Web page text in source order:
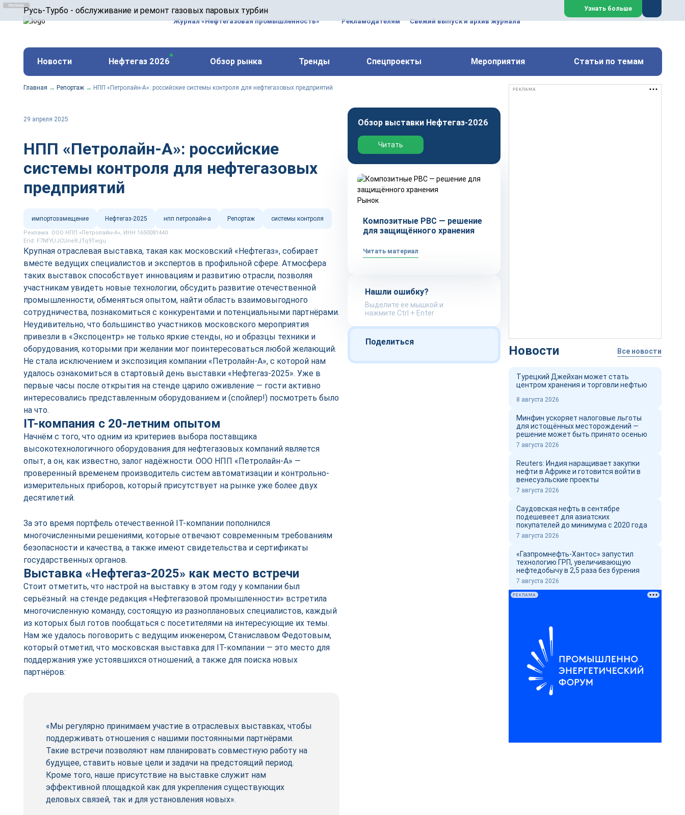
Русь-Турбо - обслуживание и ремонт газовых паровых турбин
ООО «Русь-Турбо» занимается сервисом газовых и паровых турбин, комплексным ремонтом, восстановлением, техническим обслуживанием
оборудования ТЭС, зарубежных поршневых машин и компрессоров, которые работают на нефтегазовых, нефтехимических, металлургических
и других предприятиях.
Реклама. ООО «Русь-Турбо», ИНН 7802588950
erid: F7NfYUJCUneVdwPs4znf
Закрыть
Узнать больше
Журнал «Нефтегазовая промышленность» Рекламодателям Свежий выпуск и архив журнала
Новости Нефтегаз 2026 Обзор рынка Тренды Спецпроекты Мероприятия Статьи по темам
Главная → Репортаж → НПП «Петролайн-А»: российские системы контроля для нефтегазовых предприятий
29 апреля 2025
НПП «Петролайн-А»: российские
системы контроля для нефтегазовых
предприятий
импортозамещение Нефтегаз-2025 нпп петролайн-а Репортаж системы контроля
Реклама. ООО НПП «Петролайн-А», ИНН 1650081440
Erid: F7NfYUJCUneRJTq9Twgu
Крупная отраслевая выставка, такая как московский «Нефтегаз», собирает
вместе ведущих специалистов и экспертов в профильной сфере. Атмосфера
таких выставок способствует инновациям и развитию отрасли, позволяя
участникам увидеть новые технологии, обсудить развитие отечественной
промышленности, обменяться опытом, найти область взаимовыгодного
сотрудничества, познакомиться с конкурентами и потенциальными партнёрами.
Неудивительно, что большинство участников московского мероприятия
привезли в «Экспоцентр» не только яркие стенды, но и образцы техники и
оборудования, которыми при желании мог поинтересоваться любой желающий.
Не стала исключением и экспозиция компании «Петролайн-А», с которой нам
удалось ознакомиться в стартовый день выставки «Нефтегаз-2025». Уже в
первые часы после открытия на стенде царило оживление — гости активно
интересовались представленным оборудованием и (спойлер!) посмотреть было
на что.
IT-компания с 20-летним опытом
Начнём с того, что одним из критериев выбора поставщика
высокотехнологичного оборудования для нефтегазовых компаний является
опыт, а он, как известно, залог надёжности. ООО НПП «Петролайн-А» —
проверенный временем производитель систем автоматизации и контрольно-
измерительных приборов, который присутствует на рынке уже более двух
десятилетий.
За это время портфель отечественной IT-компании пополнился
многочисленными решениями, которые отвечают современным требованиям
безопасности и качества, а также имеют свидетельства и сертификаты
государственных органов.
Выставка «Нефтегаз-2025» как место встречи
Стоит отметить, что настрой на выставку в этом году у компании был
серьёзный: на стенде редакция «Нефтегазовой промышленности» встретила
многочисленную команду, состоящую из разноплановых специалистов, каждый
из которых был готов пообщаться с посетителями на интересующие их темы.
Нам же удалось поговорить с ведущим инженером, Станиславом Федотовым,
который отметил, что московская выставка для IT-компании — это место для
поддержания уже устоявшихся отношений, а также для поиска новых
партнёров:
«Мы регулярно принимаем участие в отраслевых выставках, чтобы
поддерживать отношения с нашими постоянными партнёрами.
Такие встречи позволяют нам планировать совместную работу на
будущее, ставить новые цели и задачи на предстоящий период.
Кроме того, наше присутствие на выставке служит нам
эффективной площадкой как для укрепления существующих
деловых связей, так и для установления новых».
Обзор выставки Нефтегаз-2026
Читать
Рынок
Композитные РВС — решение
для защищённого хранения
Читать материал
Нашли ошибку?
Выделите ее мышкой и
нажмите Ctrl + Enter
Поделиться
РЕКЛАМА
Новости Все новости
Турецкий Джейхан может стать
центром хранения и торговли нефтью
8 августа 2026
Минфин ускоряет налоговые льготы
для истощённых месторождений —
решение может быть принято осенью
7 августа 2026
Reuters: Индия наращивает закупки
нефти в Африке и готовится войти в
венесуэльские проекты
7 августа 2026
Саудовская нефть в сентябре
подешевеет для азиатских
покупателей до минимума с 2020 года
7 августа 2026
«Газпромнефть-Хантос» запустил
технологию ГРП, увеличивающую
нефтедобычу в 2,5 раза без бурения
7 августа 2026
РЕКЛАМА